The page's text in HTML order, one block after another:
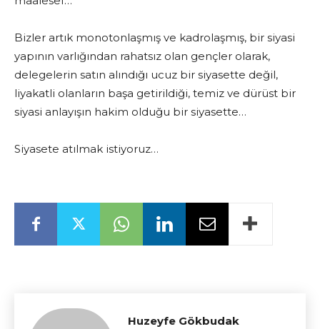
Bizler artık monotonlaşmış ve kadrolaşmış, bir siyasi
yapının varlığından rahatsız olan gençler olarak,
delegelerin satın alındığı ucuz bir siyasette değil,
liyakatli olanların başa getirildiği, temiz ve dürüst bir
siyasi anlayışın hakim olduğu bir siyasette…
Siyasete atılmak istiyoruz…
Huzeyfe Gökbudak